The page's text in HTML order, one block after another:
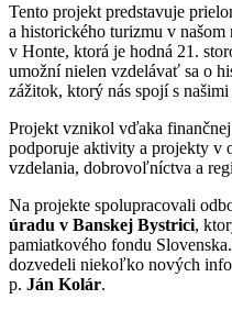
Tento projekt predstavuje
a historického turizmu v
v Honte, ktorá je hodná 21.
umožní nielen vzdelávať sa o
zážitok, ktorý nás spojí s
Projekt vznikol vďaka
podporuje aktivity a projekty v
vzdelania, dobrovoľníctva a
Na projekte spolupracovali
úradu v Banskej Bystrici,
pamiatkového fondu
dozvedeli niekoľko nových
p. Ján Kolár.